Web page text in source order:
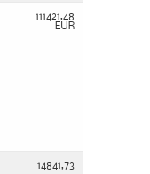
111421,48
EUR
14841,73